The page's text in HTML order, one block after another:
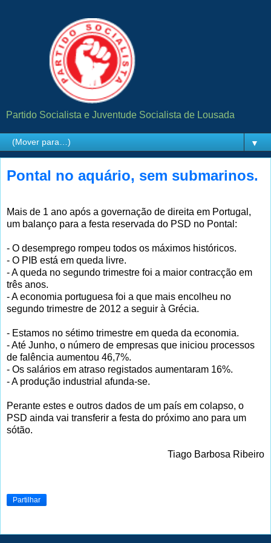
Partido Socialista e Juventude Socialista de Lousada
▼
Pontal no aquário, sem submarinos.
Mais de 1 ano após a governação de direita em Portugal,
um balanço para a festa reservada do PSD no Pontal:
- O desemprego rompeu todos os máximos históricos.
- O PIB está em queda livre.
- A queda no segundo trimestre foi a maior contracção em
três anos.
- A economia portuguesa foi a que mais encolheu no
segundo trimestre de 2012 a seguir à Grécia.
- Estamos no sétimo trimestre em queda da economia.
- Até Junho, o número de empresas que iniciou processos
de falência aumentou 46,7%.
- Os salários em atraso registados aumentaram 16%.
- A produção industrial afunda-se.
Perante estes e outros dados de um país em colapso, o
PSD ainda vai transferir a festa do próximo ano para um
sótão.
Tiago Barbosa Ribeiro
Partilhar